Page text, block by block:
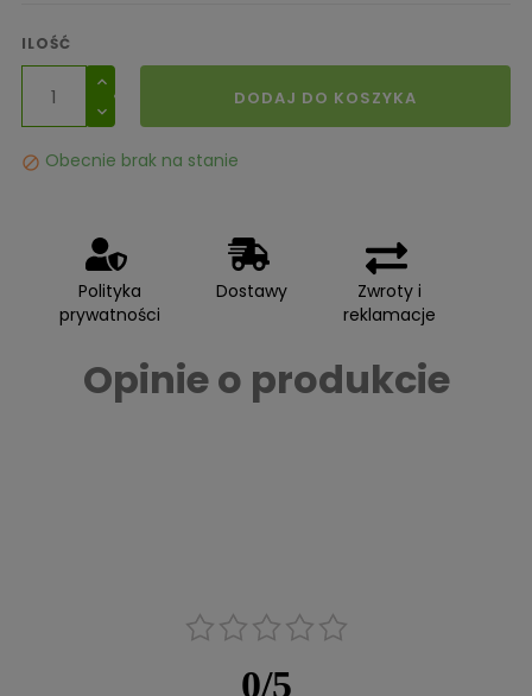
ILOŚĆ
DODAJ DO KOSZYKA
 Obecnie brak na stanie
Polityka
prywatności
Dostawy
Zwroty i
reklamacje
Opinie o produkcie
0/5